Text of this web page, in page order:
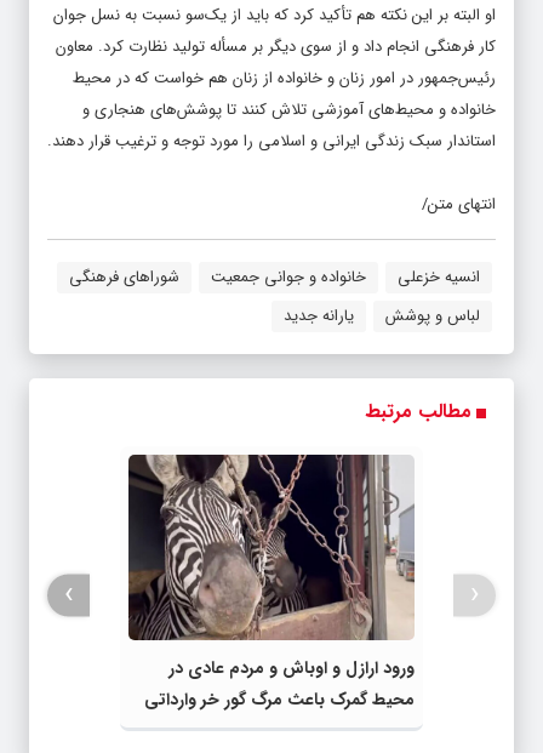
او البته بر این نکته هم تأکید کرد که باید از یک‌سو نسبت به نسل جوان
کار فرهنگی انجام داد و از سوی دیگر بر مسأله تولید نظارت کرد. معاون
رئیس‌جمهور در امور زنان و خانواده از زنان هم خواست که در محیط
خانواده و محیط‌های آموزشی تلاش کنند تا پوشش‌های هنجاری و
استاندار سبک زندگی ایرانی و اسلامی را مورد توجه و ترغیب قرار دهند.
انتهای متن/
انسیه خزعلی خانواده و جوانی جمعیت
شوراهای فرهنگی
لباس و پوشش
یارانه جدید
مطالب مرتبط
ورود ارازل و اوباش و مردم عادی در
محیط گمرک باعث مرگ گور خر وارداتی
شده است!
‹
›